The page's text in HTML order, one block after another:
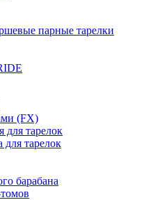
парные тарелки
(FX)
для тарелок
для тарелок
барабана